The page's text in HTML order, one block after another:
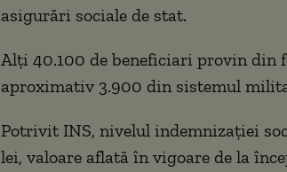
asigurări sociale de stat.
Alți 40.100 de beneficiari provin din
aproximativ 3.900 din sistemul
Potrivit INS, nivelul indemnizației
lei, valoare aflată în vigoare de la